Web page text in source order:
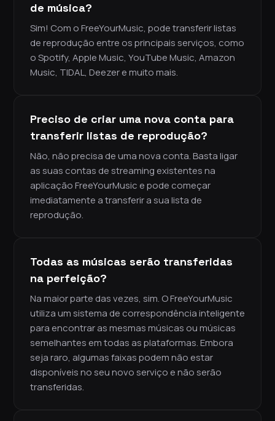
de música?
Sim! Com o FreeYourMusic, pode transferir listas
de reprodução entre os principais serviços, como
o Spotify, Apple Music, YouTube Music, Amazon
Music, TIDAL, Deezer e muito mais.
Preciso de criar uma nova conta para
transferir listas de reprodução?
Não, não precisa de uma nova conta. Basta ligar
as suas contas de streaming existentes na
aplicação FreeYourMusic e pode começar
imediatamente a transferir a sua lista de
reprodução.
Todas as músicas serão transferidas
na perfeição?
Na maior parte das vezes, sim. O FreeYourMusic
utiliza um sistema de correspondência inteligente
para encontrar as mesmas músicas ou músicas
semelhantes em todas as plataformas. Embora
seja raro, algumas faixas podem não estar
disponíveis no seu novo serviço e não serão
transferidas.